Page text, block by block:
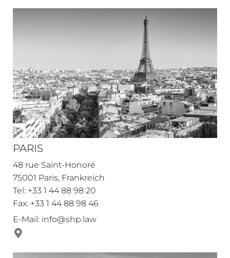
PARIS
48 rue Saint-Honoré
75001 Paris, Frankreich
Tel: +33 1 44 88 98 20
Fax: +33 1 44 88 98 46
E-Mail: info@shp.law